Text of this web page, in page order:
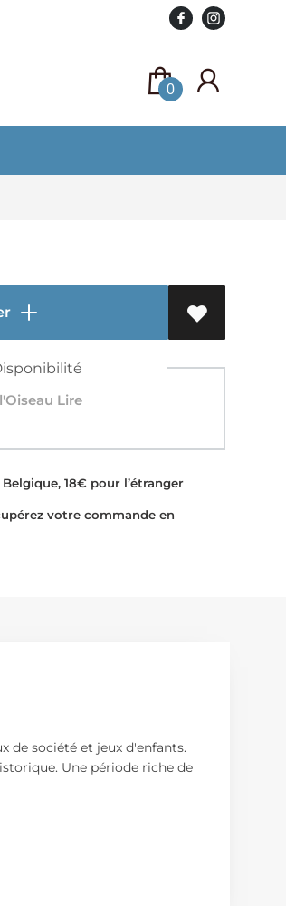
0
Lire
18€ pour l’étranger
votre commande en
de société et jeux d'enfants.
Une période riche de